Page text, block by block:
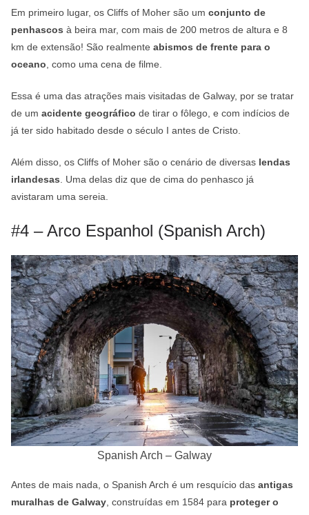
Em primeiro lugar, os Cliffs of Moher são um conjunto de
penhascos à beira mar, com mais de 200 metros de altura e 8
km de extensão! São realmente abismos de frente para o
oceano , como uma cena de filme.
Essa é uma das atrações mais visitadas de Galway, por se tratar
de um acidente geográfico de tirar o fôlego, e com indícios de
já ter sido habitado desde o século I antes de Cristo.
Além disso, os Cliffs of Moher são o cenário de diversas lendas
irlandesas . Uma delas diz que de cima do penhasco já
avistaram uma sereia.
#4 – Arco Espanhol (Spanish Arch)
Spanish Arch – Galway
Antes de mais nada, o Spanish Arch é um resquício das antigas
muralhas de Galway, construídas em 1584 para proteger o